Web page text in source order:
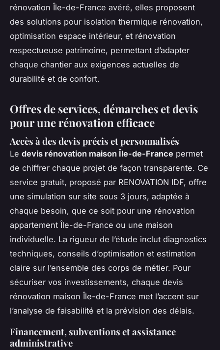
rénovation Île-de-France avéré, elles proposent
des solutions pour isolation thermique rénovation,
optimisation espace intérieur, et rénovation
respectueuse patrimoine, permettant d’adapter
chaque chantier aux exigences actuelles de
durabilité et de confort.
Offres de services, démarches et devis
pour une rénovation efficace
Accès à des devis précis et personnalisés
Le devis rénovation maison Île-de-France permet
de chiffrer chaque projet de façon transparente. Ce
service gratuit, proposé par RENOVATION IDF, offre
une simulation sur site sous 3 jours, adaptée à
chaque besoin, que ce soit pour une rénovation
appartement Île-de-France ou une maison
individuelle. La rigueur de l’étude inclut diagnostics
techniques, conseils d’optimisation et estimation
claire sur l’ensemble des corps de métier. Pour
sécuriser vos investissements, chaque devis
rénovation maison Île-de-France met l’accent sur
l’analyse de faisabilité et la prévision des délais.
Financement, subventions et assistance
administrative